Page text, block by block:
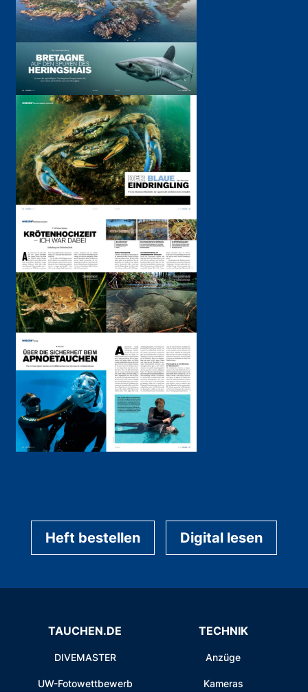
Heft bestellen Digital lesen
TAUCHEN.DE
DIVEMASTER
UW-Fotowettbewerb
TECHNIK
Anzüge
Kameras